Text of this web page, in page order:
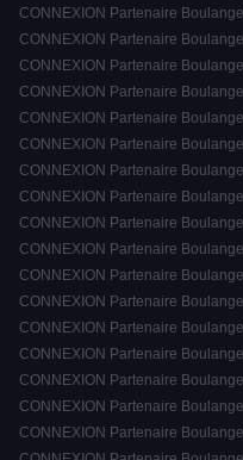
CONNEXION Partenaire
CONNEXION Partenaire
CONNEXION Partenaire
CONNEXION Partenaire
CONNEXION Partenaire
CONNEXION Partenaire
CONNEXION Partenaire
CONNEXION Partenaire
CONNEXION Partenaire
CONNEXION Partenaire
CONNEXION Partenaire
CONNEXION Partenaire
CONNEXION Partenaire
CONNEXION Partenaire
CONNEXION Partenaire
CONNEXION Partenaire
CONNEXION Partenaire